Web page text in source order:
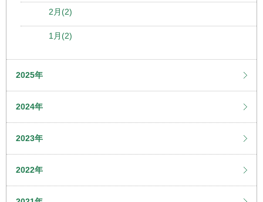
2月(2)
1月(2)
2025年
2024年
2023年
2022年